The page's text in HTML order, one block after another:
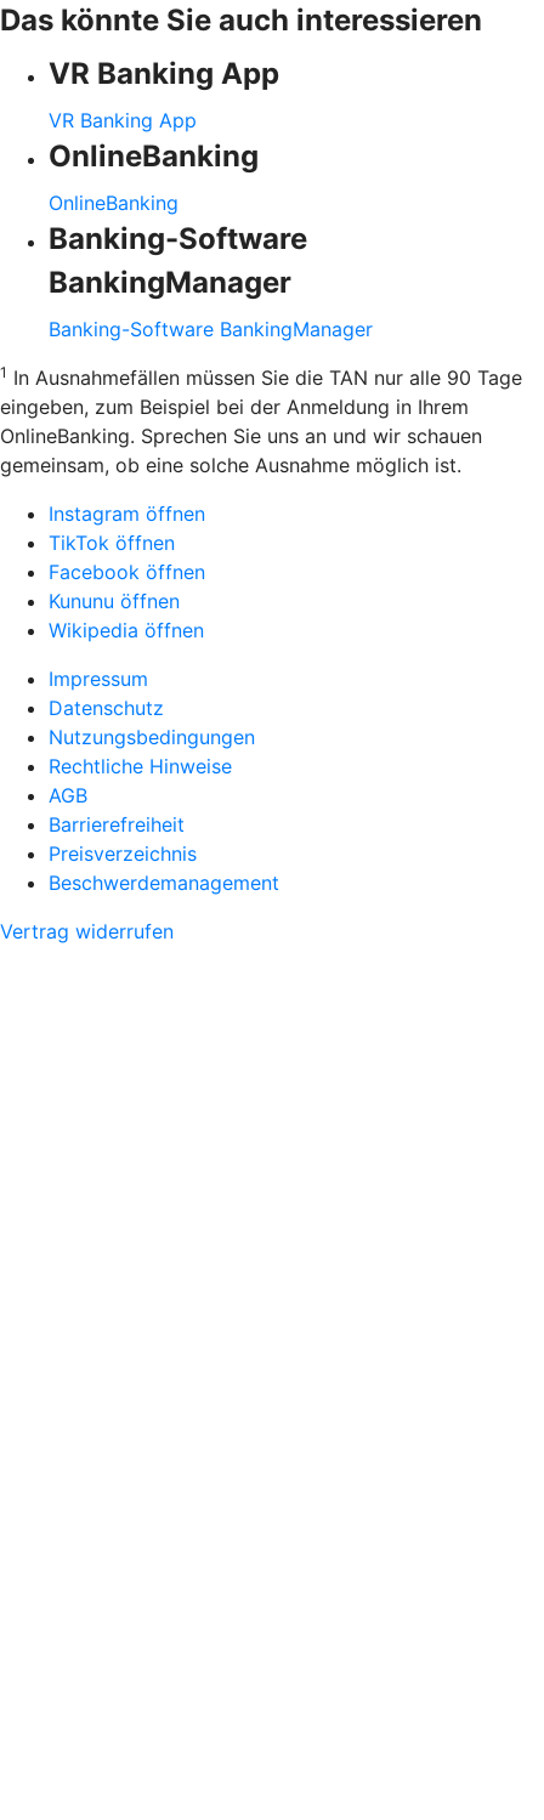
Das könnte Sie auch interessieren
VR Banking App
VR Banking App
OnlineBanking
OnlineBanking
Banking-Software
BankingManager
Banking-Software BankingManager
1 In Ausnahmefällen müssen Sie die TAN nur alle 90 Tage
eingeben, zum Beispiel bei der Anmeldung in Ihrem
OnlineBanking. Sprechen Sie uns an und wir schauen
gemeinsam, ob eine solche Ausnahme möglich ist.
Instagram öffnen
TikTok öffnen
Facebook öffnen
Kununu öffnen
Wikipedia öffnen
Impressum
Datenschutz
Nutzungsbedingungen
Rechtliche Hinweise
AGB
Barrierefreiheit
Preisverzeichnis
Beschwerdemanagement
Vertrag widerrufen